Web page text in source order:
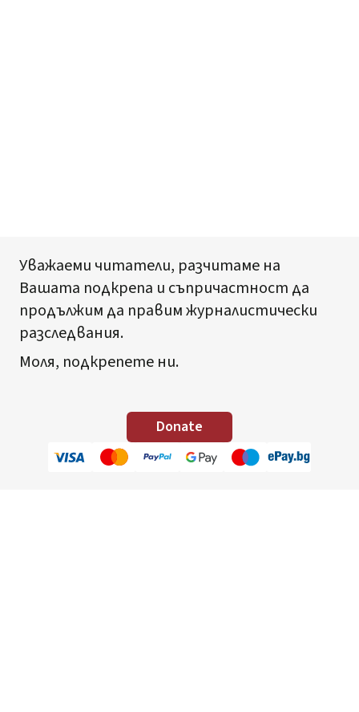
Уважаеми читатели, разчитаме на
Вашата подкрепа и съпричастност да
продължим да правим журналистически
разследвания.
Моля, подкрепете ни.
Donate